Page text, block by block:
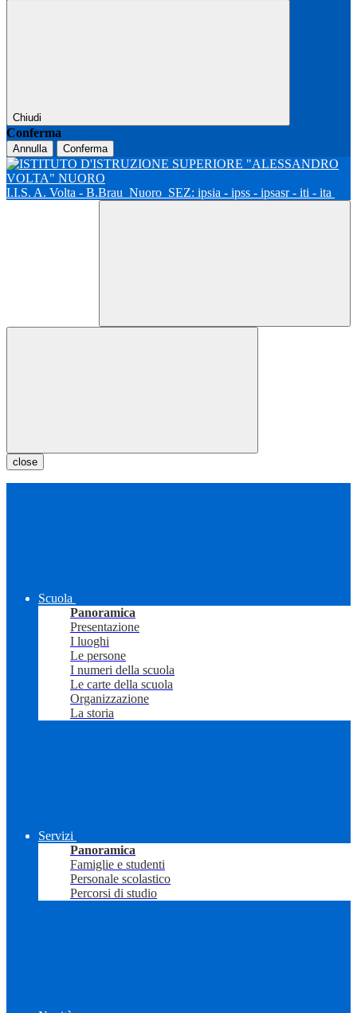
Chiudi
Conferma
Annulla Conferma
I.I.S. A. Volta - B.Brau Nuoro SEZ: ipsia - ipss - ipsasr - iti - ita
close
Scuola
Panoramica
Presentazione
I luoghi
Le persone
I numeri della scuola
Le carte della scuola
Organizzazione
La storia
Servizi
Panoramica
Famiglie e studenti
Personale scolastico
Percorsi di studio